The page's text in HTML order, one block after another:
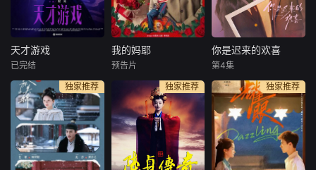
上恩饰），在高三
那年夏天意外与叛
逆不羁、抵抗家族
束缚的陆氏太子爷
陆西骁（周柯宇
人在谎言与真诚中
碰撞纠缠，
剧场 时长：10
分钟X18集 开
机时间：10月中下
旬 拍摄地点：
横店 拍摄周
制：周山、刘幕天
命的博弈中，两人
从相互怀疑逐渐走
向信任与心动，最
终在“守护山河，也
守护你”的共同信念
天才游戏
李蔓瑄
穷途末路的天才
少年刘全龙（彭昱
畅 饰），被偏执富
家公子陈伦（丁禹
兮 饰）选中，被迫
天才游戏
已完结
我的妈耶
黄明昊
十一（黄明昊 饰）
从小由父亲张永勋
（白客 饰）独自抚
养长大，自出生时
就离世的妈妈东玉
我的妈耶
预告片
你是迟来的欢喜
郑合惠子
李俊贤
28岁的阮喻以自己
的情感经历为原型
创作小说并发布在
网上。但没想到，
你是迟来的欢喜
第4集
独家推荐
独家推荐 独家推荐